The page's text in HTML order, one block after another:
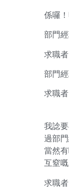
係囉
部門
求職
部門
求職
我諗
過部
當然
互窒嘅
求職